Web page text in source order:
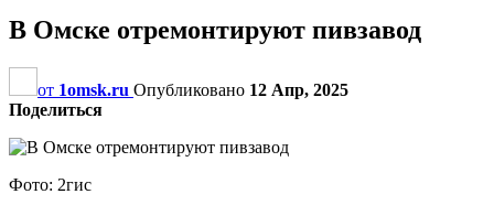
В Омске отремонтируют пивзавод
от 1omsk.ru Опубликовано 12 Апр, 2025
Поделиться
Фото: 2гис